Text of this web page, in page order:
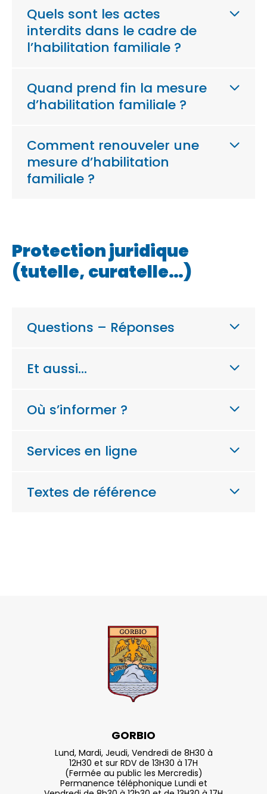
Quels sont les actes
interdits dans le cadre de
l’habilitation familiale ?
Quand prend fin la mesure
d’habilitation familiale ?
Comment renouveler une
mesure d’habilitation
familiale ?
Protection juridique
(tutelle, curatelle…)
Questions – Réponses
Et aussi…
Où s’informer ?
Services en ligne
Textes de référence
GORBIO
Lund, Mardi, Jeudi, Vendredi de 8H30 à
12H30 et sur RDV de 13H30 à 17H
(Fermée au public les Mercredis)
Permanence téléphonique Lundi et